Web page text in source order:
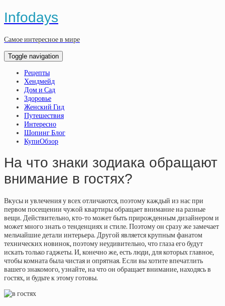
Infodays
Самое интересное в мире
Toggle navigation
Рецепты
Хендмейд
Дом и Сад
Здоровье
Женский Гид
Путешествия
Интересно
Шопинг Блог
КупиОбзор
На что знаки зодиака обращают
внимание в гостях?
Вкусы и увлечения у всех отличаются, поэтому каждый из нас при
первом посещении чужой квартиры обращает внимание на разные
вещи. Действительно, кто-то может быть прирожденным дизайнером и
может много знать о тенденциях и стиле. Поэтому он сразу же замечает
мельчайшие детали интерьера. Другой является крупным фанатом
технических новинок, поэтому неудивительно, что глаза его будут
искать только гаджеты. И, конечно же, есть люди, для которых главное,
чтобы комната была чистая и опрятная. Если вы хотите впечатлить
вашего знакомого, узнайте, на что он обращает внимание, находясь в
гостях, и будьте к этому готовы.